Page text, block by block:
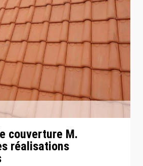
couverture M.
réalisations